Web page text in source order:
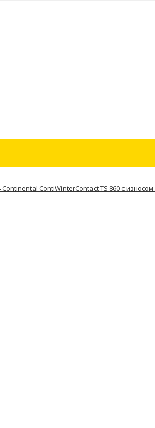
ContiWinterContact TS 860 с износом